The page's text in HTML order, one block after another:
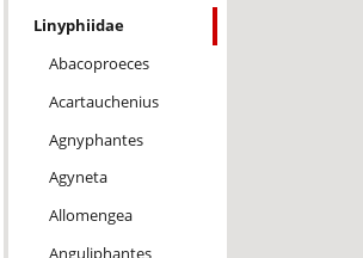
Linyphiidae
Abacoproeces
Acartauchenius
Agnyphantes
Agyneta
Allomengea
Anguliphantes